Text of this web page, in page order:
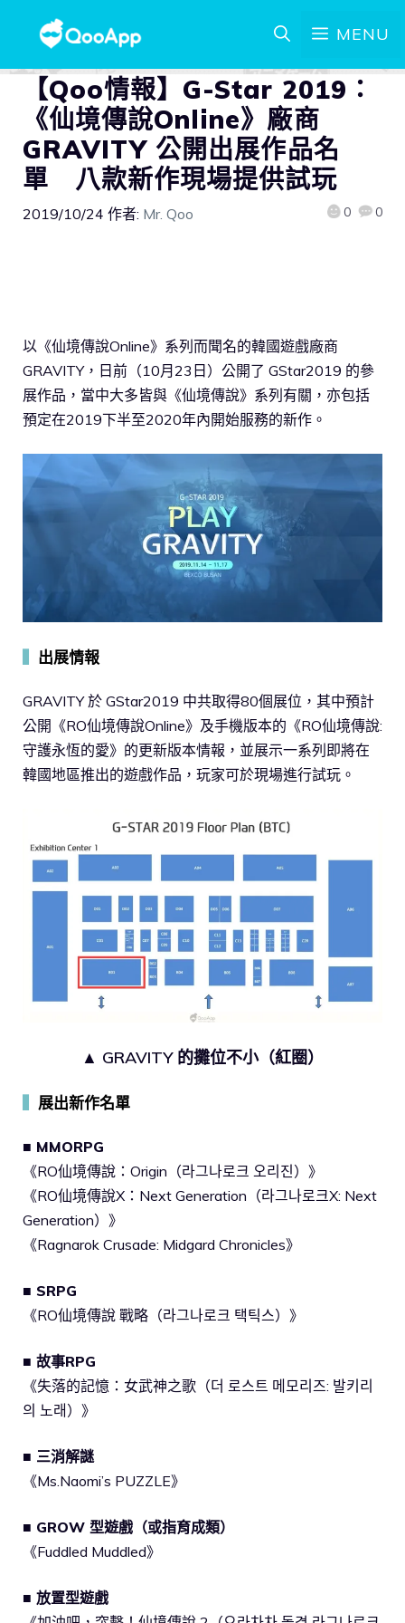
MENU
【Qoo情報】G-Star 2019：
《仙境傳說Online》廠商
GRAVITY 公開出展作品名
單 八款新作現場提供試玩
2019/10/24 作者: Mr. Qoo 0 0
以《仙境傳說Online》系列而聞名的韓國遊戲廠商
GRAVITY，日前（10月23日）公開了 GStar2019 的參
展作品，當中大多皆與《仙境傳說》系列有關，亦包括
預定在2019下半至2020年內開始服務的新作。
出展情報
GRAVITY 於 GStar2019 中共取得80個展位，其中預計
公開《RO仙境傳說Online》及手機版本的《RO仙境傳說:
守護永恆的愛》的更新版本情報，並展示一系列即將在
韓國地區推出的遊戲作品，玩家可於現場進行試玩。
▲ GRAVITY 的攤位不小（紅圈）
展出新作名單
■ MMORPG
《RO仙境傳說：Origin（라그나로크 오리진）》
《RO仙境傳說X：Next Generation（라그나로크X: Next
Generation）》
《Ragnarok Crusade: Midgard Chronicles》
■ SRPG
《RO仙境傳說 戰略（라그나로크 택틱스）》
■ 故事RPG
《失落的記憶：女武神之歌（더 로스트 메모리즈: 발키리
의 노래）》
■ 三消解謎
《Ms.Naomi’s PUZZLE》
■ GROW 型遊戲（或指育成類）
《Fuddled Muddled》
■ 放置型遊戲